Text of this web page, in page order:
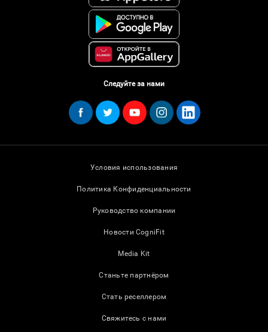
Следуйте за нами
Условия использования
Политика Конфиденциальности
Руководство компании
Новости CogniFit
Media Kit
Станьте партнёром
Стать реселлером
Свяжитесь с нами